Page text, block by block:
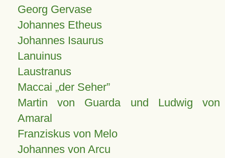
Georg Gervase
Johannes Etheus
Johannes Isaurus
Lanuinus
Laustranus
Maccai „der Seher”
Martin von Guarda und Ludwig von
Amaral
Franziskus von Melo
Johannes von Arcu